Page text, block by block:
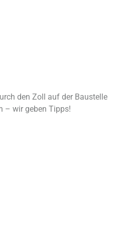
den Zoll auf der Baustelle
– wir geben Tipps!